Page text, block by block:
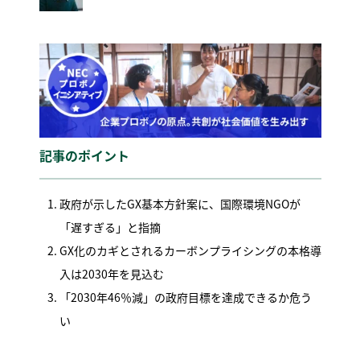
記事のポイント
政府が示したGX基本方針案に、国際環境NGOが
「遅すぎる」と指摘
GX化のカギとされるカーボンプライシングの本格導
入は2030年を見込む
「2030年46％減」の政府目標を達成できるか危う
い